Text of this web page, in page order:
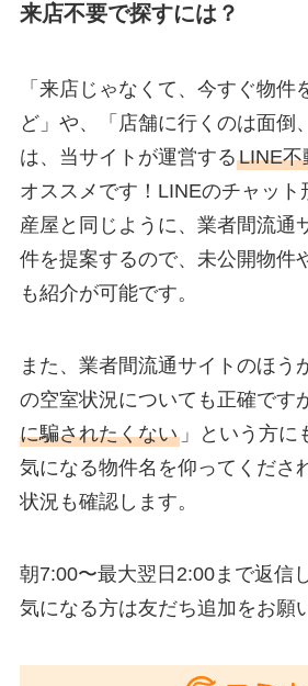
来店不要で探すには？
「来店じゃなくて、今すぐ物件
ど」や、「店舗に行くのは面倒
は、当サイトが運営するLINE不
オススメです！LINEのチャット
産屋と同じように、業者間流通
件を提案するので、未公開物件
も紹介が可能です。
また、業者間流通サイトのほう
の空室状況についても正確です
に騙されたくない」という方に
気になる物件名を仰ってくださ
状況も確認します。
朝7:00〜最大翌日2:00まで返信
気になる方は友だち追加をお願